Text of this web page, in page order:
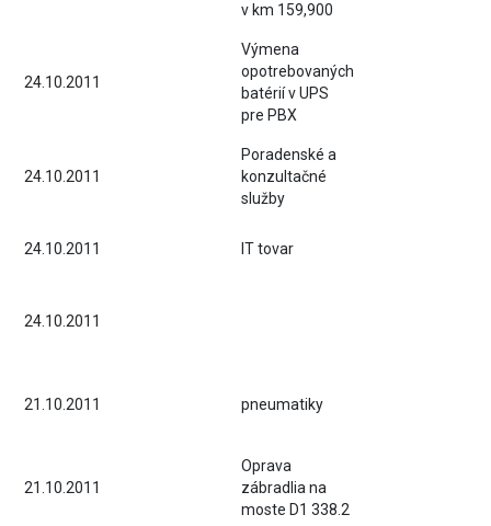
v km 159,900
24.10.2011
Výmena
opotrebovaných
batérií v UPS
pre PBX
24.10.2011
Poradenské a
konzultačné
služby
24.10.2011 IT tovar
24.10.2011
21.10.2011 pneumatiky
21.10.2011
Oprava
zábradlia na
moste D1 338.2